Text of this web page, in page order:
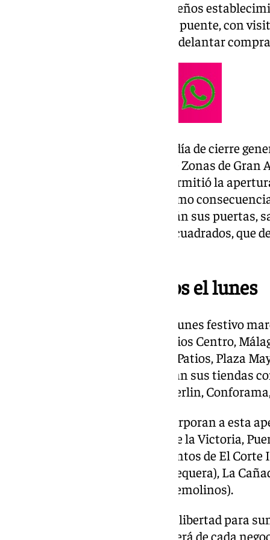
tanto en grandes como en pequeños
elevada al tratarse del inicio del puente, con
aprovechando la jornada para adelantar
El domingo se mantiene como día de cierre
desactivada la consideración de Zonas de
durante los meses de verano permitió la
hasta finales de septiembre. Como
comerciales y cadenas no abrirán sus puertas,
negocios, de hasta 300 metros cuadrados, que
Apertura de comercios el lunes
La apertura autorizada para el lunes festivo
semana largo. En la capital, Larios Centro,
Estación María Zambrano, Los Patios, Plaza
Outlet y Málaga Nostrum abrirán sus tiendas
Inglés, Ikea, Carrefour, Leroy Merlin,
En la provincia también se incorporan a esta
Miramar (Fuengirola), Rincón de la Victoria,
Benalmádena, los establecimientos de El
Trocha (Coín), La Verónica (Antequera), La
Málaga) y CostasolCentro (Torremolinos).
El pequeño comercio mantiene libertad para
lunes, una decisión que dependerá de cada